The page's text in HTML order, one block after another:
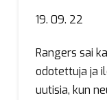
19. 09. 22
Rangers sai
odotettuja ja
uutisia, kun